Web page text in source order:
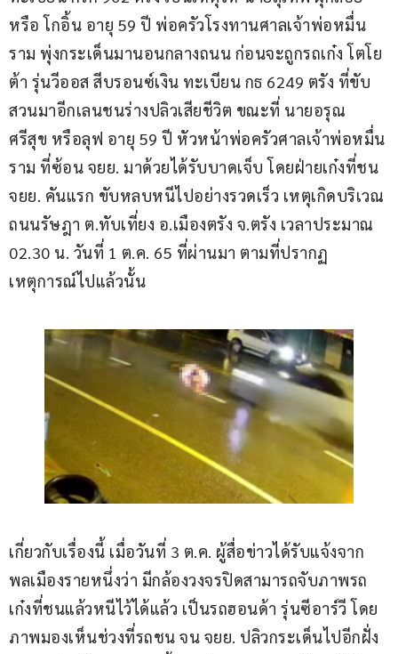
หรือ โกอิ้น อายุ 59 ปี พ่อครัวโรงทานศาลเจ้าพ่อหมื่น
ราม พุ่งกระเด็นมานอนกลางถนน ก่อนจะถูกรถเก๋ง โตโย
ต้า รุ่นวีออส สีบรอนซ์เงิน ทะเบียน กธ 6249 ตรัง ที่ขับ
สวนมาอีกเลนชนร่างปลิวเสียชีวิต ขณะที่ นายอรุณ
ศรีสุข หรือลุฟ อายุ 59 ปี หัวหน้าพ่อครัวศาลเจ้าพ่อหมื่น
ราม ที่ซ้อน จยย. มาด้วยได้รับบาดเจ็บ โดยฝ่ายเก๋งที่ชน
จยย. คันแรก ขับหลบหนีไปอย่างรวดเร็ว เหตุเกิดบริเวณ
ถนนรัษฎา ต.ทับเที่ยง อ.เมืองตรัง จ.ตรัง เวลาประมาณ
02.30 น. วันที่ 1 ต.ค. 65 ที่ผ่านมา ตามที่ปรากฏ
เหตุการณ์ไปแล้วนั้น
เกี่ยวกับเรื่องนี้ เมื่อวันที่ 3 ต.ค. ผู้สื่อข่าวได้รับแจ้งจาก
พลเมืองรายหนึ่งว่า มีกล้องวงจรปิดสามารถจับภาพรถ
เก๋งที่ชนแล้วหนีไว้ได้แล้ว เป็นรถฮอนด้า รุ่นซีอาร์วี โดย
ภาพมองเห็นช่วงที่รถชน จน จยย. ปลิวกระเด็นไปอีกฝั่ง